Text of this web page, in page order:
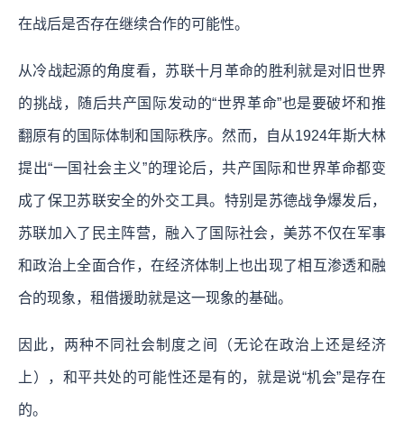
在战后是否存在继续合作的可能性。
从冷战起源的角度看，苏联十月革命的胜利就是对旧世界
的挑战，随后共产国际发动的“世界革命”也是要破坏和推
翻原有的国际体制和国际秩序。然而，自从1924年斯大林
提出“一国社会主义”的理论后，共产国际和世界革命都变
成了保卫苏联安全的外交工具。特别是苏德战争爆发后，
苏联加入了民主阵营，融入了国际社会，美苏不仅在军事
和政治上全面合作，在经济体制上也出现了相互渗透和融
合的现象，租借援助就是这一现象的基础。
因此，两种不同社会制度之间（无论在政治上还是经济
上），和平共处的可能性还是有的，就是说“机会”是存在
的。